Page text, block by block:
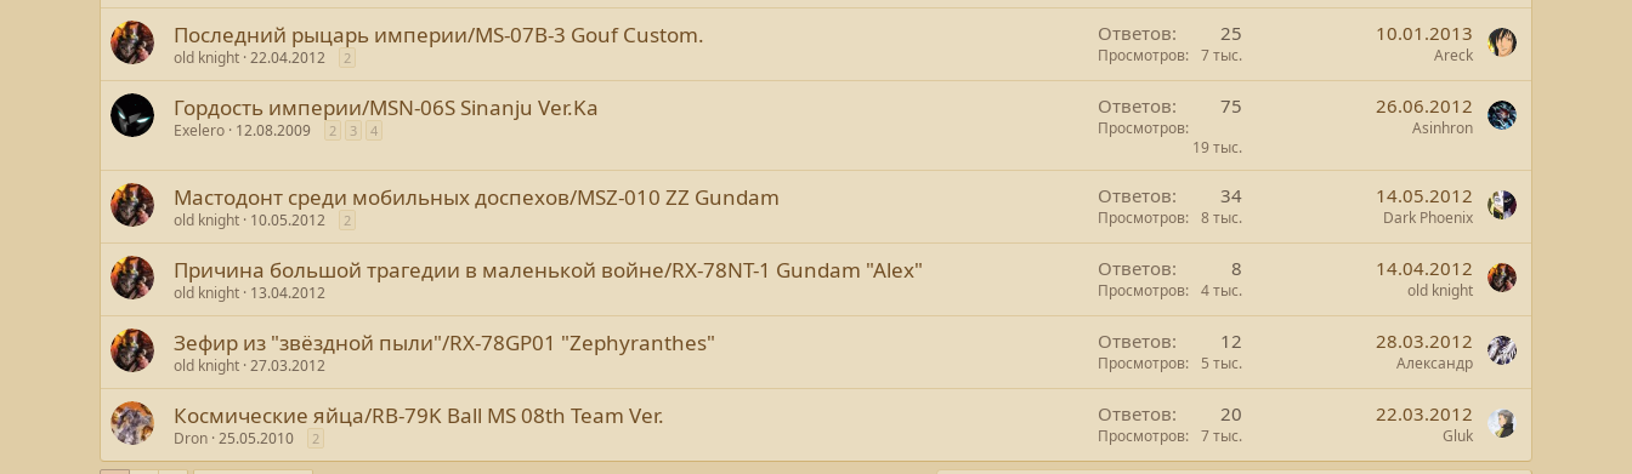
Последний рыцарь империи/MS-07B-3 Gouf Custom.
old knight 22.04.2012 2
Ответов 25
Просмотров 7 тыс.
10.01.2013
Areck
Гордость империи/MSN-06S Sinanju Ver.Ka
Exelero 12.08.2009 2 3 4
Ответов 75
Просмотров
19 тыс.
26.06.2012
Asinhron
Мастодонт среди мобильных доспехов/MSZ-010 ZZ Gundam
old knight 10.05.2012 2
Ответов 34
Просмотров 8 тыс.
14.05.2012
Dark Phoenix
Причина большой трагедии в маленькой войне/RX-78NT-1 Gundam "Alex"
old knight 13.04.2012
Ответов 8
Просмотров 4 тыс.
14.04.2012
old knight
Зефир из "звёздной пыли"/RX-78GP01 "Zephyranthes"
old knight 27.03.2012
Ответов 12
Просмотров 5 тыс.
28.03.2012
Александр
Космические яйца/RB-79K Ball MS 08th Team Ver.
Dron 25.05.2010 2
Ответов 20
Просмотров 7 тыс.
22.03.2012
Gluk